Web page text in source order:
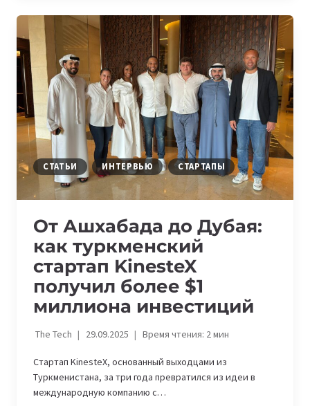
ЗАПУСКАЕТ
ПЕРВЫЙ
ЖЕНСКИЙ
ВЕНЧУРНЫЙ
ФОНД
В
ЦЕНТРАЛЬНОЙ
АЗИИ
СТАТЬИ ИНТЕРВЬЮ СТАРТАПЫ
От Ашхабада до Дубая:
как туркменский
стартап KinesteX
получил более $1
миллиона инвестиций
The Tech 29.09.2025 Время чтения: 2мин
Стартап KinesteX, основанный выходцами из
Туркменистана, за три года превратился из идеи в
международную компанию с…